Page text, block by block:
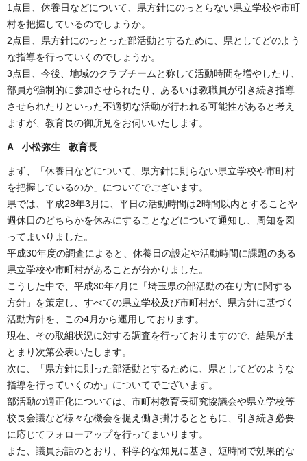
1点目、休養日などについて、県方針にのっとらない県立学校や市町
村を把握しているのでしょうか。
2点目、県方針にのっとった部活動とするために、県としてどのよう
な指導を行っていくのでしょうか。
3点目、今後、地域のクラブチームと称して活動時間を増やしたり、
部員が強制的に参加させられたり、あるいは教職員が引き続き指導
させられたりといった不適切な活動が行われる可能性があると考え
ますが、教育長の御所見をお伺いいたします。
A 小松弥生 教育長
まず、「休養日などについて、県方針に則らない県立学校や市町村
を把握しているのか」についてでございます。
県では、平成28年3月に、平日の活動時間は2時間以内とすることや
週休日のどちらかを休みにすることなどについて通知し、周知を図
ってまいりました。
平成30年度の調査によると、休養日の設定や活動時間に課題のある
県立学校や市町村があることが分かりました。
こうした中で、平成30年7月に「埼玉県の部活動の在り方に関する
方針」を策定し、すべての県立学校及び市町村が、県方針に基づく
活動方針を、この4月から運用しております。
現在、その取組状況に対する調査を行っておりますので、結果がま
とまり次第公表いたします。
次に、「県方針に則った部活動とするために、県としてどのような
指導を行っていくのか」についてでございます。
部活動の適正化については、市町村教育長研究協議会や県立学校等
校長会議など様々な機会を捉え働き掛けるとともに、引き続き必要
に応じてフォローアップを行ってまいります。
また、議員お話のとおり、科学的な知見に基き、短時間で効果的な